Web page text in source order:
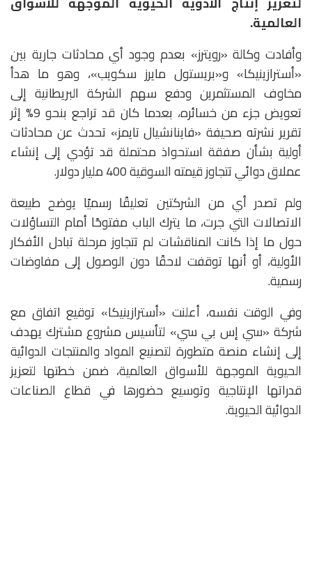
العالمية.
وأفادت وكالة «رويترز» بعدم وجود أي محادثات جارية بين
«أسترازينيكا» و«بريستول مايرز سكويب»، وهو ما هدأ
مخاوف المستثمرين ودفع سهم الشركة البريطانية إلى
تعويض جزء من خسائره، بعدما كان قد تراجع بنحو 9% إثر
تقرير نشرته صحيفة «فاينانشيال تايمز» تحدث عن محادثات
أولية بشأن صفقة استحواذ محتملة قد تؤدي إلى إنشاء
عملاق دوائي تتجاوز قيمته السوقية 400 مليار دولار.
ولم تصدر أي من الشركتين تعليقًا رسميًا يوضح طبيعة
الاتصالات التي جرت، ما يترك الباب مفتوحًا أمام التساؤلات
حول ما إذا كانت المناقشات لم تتجاوز مرحلة تبادل الأفكار
الأولية، أو أنها توقفت لاحقًا دون الوصول إلى مفاوضات
رسمية.
وفي الوقت نفسه، أعلنت «أسترازينيكا» توقيع اتفاق مع
شركة «سي إس بي سي» لتأسيس مشروع مشترك يهدف
إلى إنشاء منصة متطورة لتصنيع المواد والمنتجات الدوائية
الحيوية الموجهة للأسواق العالمية، ضمن خطتها لتعزيز
قدراتها الإنتاجية وتوسيع حضورها في قطاع الصناعات
الدوائية الحيوية.